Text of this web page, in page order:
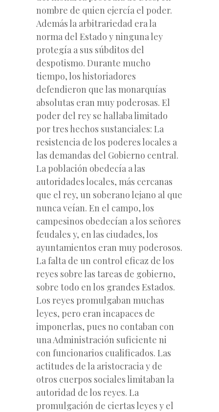
nombre de quien ejercía el poder.
Además la arbitrariedad era la
norma del Estado y ninguna ley
protegía a sus súbditos del
despotismo. Durante mucho
tiempo, los historiadores
defendieron que las monarquías
absolutas eran muy poderosas. El
poder del rey se hallaba limitado
por tres hechos sustanciales: La
resistencia de los poderes locales a
las demandas del Gobierno central.
La población obedecía a las
autoridades locales, más cercanas
que el rey, un soberano lejano al que
nunca veían. En el campo, los
campesinos obedecían a los señores
feudales y, en las ciudades, los
ayuntamientos eran muy poderosos.
La falta de un control eficaz de los
reyes sobre las tareas de gobierno,
sobre todo en los grandes Estados.
Los reyes promulgaban muchas
leyes, pero eran incapaces de
imponerlas, pues no contaban con
una Administración suficiente ni
con funcionarios cualificados. Las
actitudes de la aristocracia y de
otros cuerpos sociales limitaban la
autoridad de los reyes. La
promulgación de ciertas leyes y el